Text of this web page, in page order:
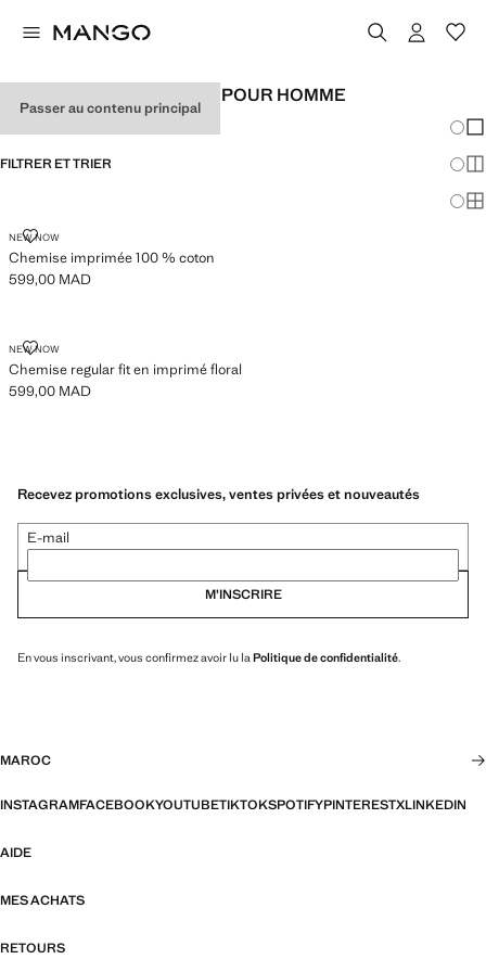
Passer au contenu principal
CHEMISES REGULAR-FIT POUR HOMME
FILTRER ET TRIER
NEW NOW
Chemise imprimée 100 % coton
CHEMISE IMPRIMÉE 100 % COTON
Prix actuel [599,00 MAD ]
599,00 MAD
NEW NOW
Chemise regular fit en imprimé floral
CHEMISE REGULAR FIT EN IMPRIMÉ FLORAL
Prix actuel [599,00 MAD ]
599,00 MAD
Recevez promotions exclusives, ventes privées et nouveautés
E-mail
M’INSCRIRE
En vous inscrivant, vous confirmez avoir lu la Politique de confidentialité.
MAROC
INSTAGRAMFACEBOOKYOUTUBETIKTOKSPOTIFYPINTERESTXLINKEDIN
AIDE
MES ACHATS
RETOURS